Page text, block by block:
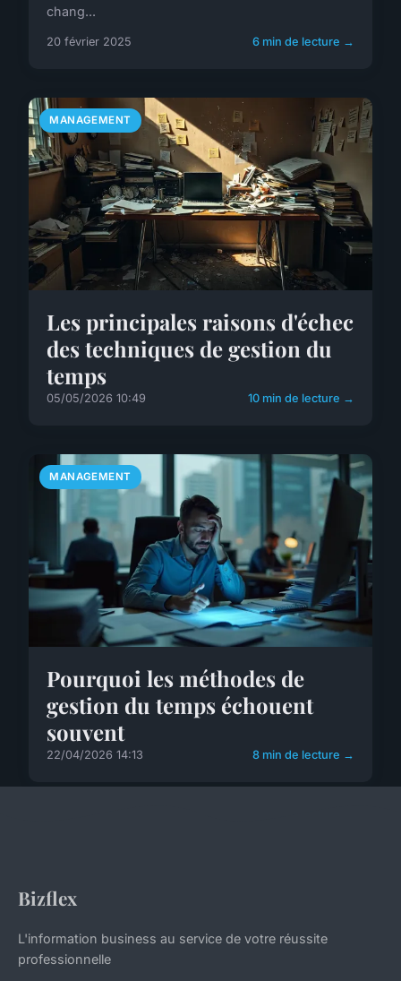
chang...
20 février 2025 6 min de lecture →
MANAGEMENT
Les principales raisons d'échec
des techniques de gestion du
temps
05/05/2026 10:49 10 min de lecture →
MANAGEMENT
Pourquoi les méthodes de
gestion du temps échouent
souvent
22/04/2026 14:13 8 min de lecture →
Bizflex
L'information business au service de votre réussite
professionnelle